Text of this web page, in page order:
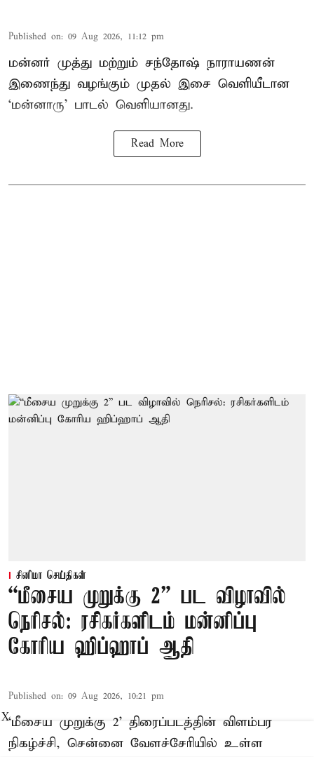
Published on: 09 Aug 2026, 11:12 pm
மன்னர் முத்து மற்றும் சந்தோஷ் நாராயணன்
இணைந்து வழங்கும் முதல் இசை வெளியீடான
‘மன்னாரு’ பாடல் வெளியானது.
Read More
சினிமா செய்திகள்
“மீசைய முறுக்கு 2” பட விழாவில்
நெரிசல்: ரசிகர்களிடம் மன்னிப்பு
கோரிய ஹிப்ஹாப் ஆதி
Published on: 09 Aug 2026, 10:21 pm
‘மீசைய முறுக்கு 2’ திரைப்படத்தின் விளம்பர
நிகழ்ச்சி, சென்னை வேளச்சேரியில் உள்ள
X